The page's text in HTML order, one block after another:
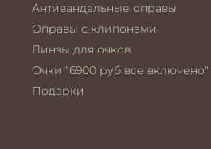
Антивандальные оправы
Оправы с клипонами
Линзы для очков
Очки "6900 руб все включено"
Подарки